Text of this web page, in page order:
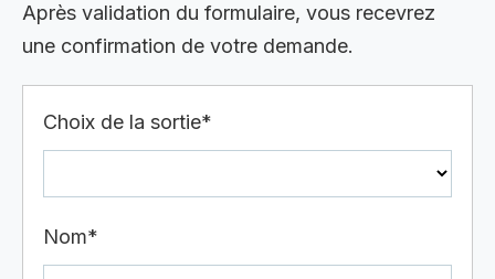
Après validation du formulaire, vous recevrez
une confirmation de votre demande.
Choix de la sortie*
Nom*